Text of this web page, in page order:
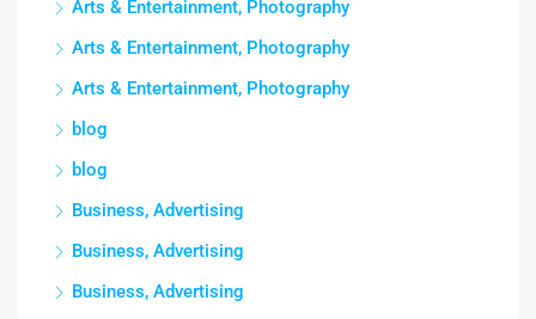
Arts & Entertainment, Photography
Arts & Entertainment, Photography
Arts & Entertainment, Photography
blog
blog
Business, Advertising
Business, Advertising
Business, Advertising